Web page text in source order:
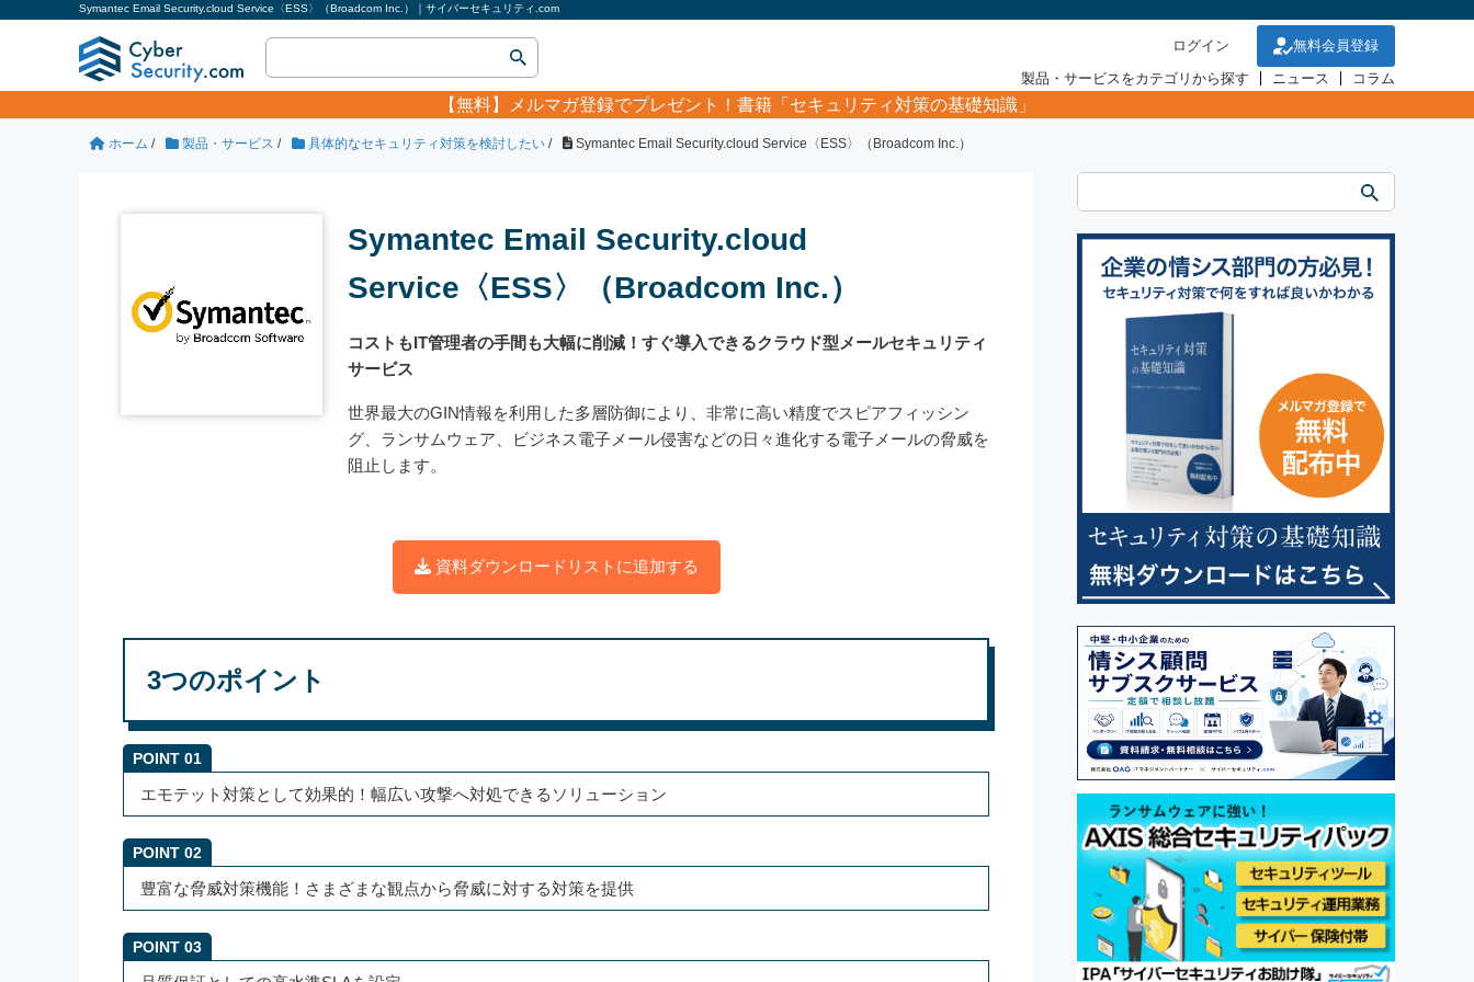
Symantec Email Security.cloud Service〈ESS〉（Broadcom Inc.）｜サイバーセキュリティ.com
ログイン
無料会員登録
製品・サービスをカテゴリから探す
ニュース コラム
【無料】 メルマガ登録でプレゼント！書籍「セキュリティ対策の基礎知識」
ホーム / 製品・サービス / 具体的なセキュリティ対策を検討したい / Symantec Email Security.cloud Service〈ESS〉（Broadcom Inc.）
Symantec Email Security.cloud
Service〈ESS〉（Broadcom Inc.）
コストもIT管理者の手間も大幅に削減！すぐ導入できるクラウド型メールセキュリティ
サービス
世界最大のGIN情報を利用した多層防御により、非常に高い精度でスピアフィッシン
グ、ランサムウェア、ビジネス電子メール侵害などの日々進化する電子メールの脅威を
阻止します。
資料ダウンロードリストに追加する
3つのポイント
POINT 01
エモテット対策として効果的！幅広い攻撃へ対処できるソリューション
POINT 02
豊富な脅威対策機能！さまざまな観点から脅威に対する対策を提供
POINT 03